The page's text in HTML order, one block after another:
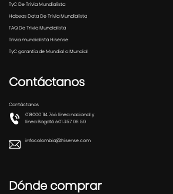
TyC De Trivia Mundialista
Habeas Data De Trivia Mundialista
FAQ De Trivia Mundialista
Trivia mundialista Hisense
TyC garantía de Mundial a Mundial
Contáctanos
Contáctanos
018000 114 766 línea nacional y
línea Bogotá 601 357 08 50
infocolombia@hisense.com
Dónde comprar